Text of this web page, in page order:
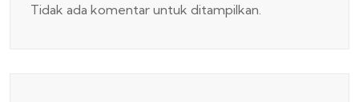
Tidak ada komentar untuk ditampilkan.